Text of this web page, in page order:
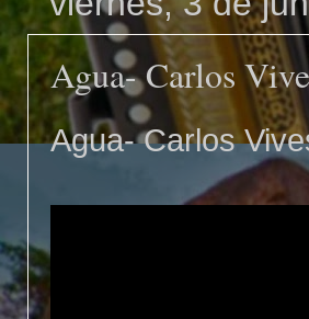
Agua- Carlos
Agua- Carlos